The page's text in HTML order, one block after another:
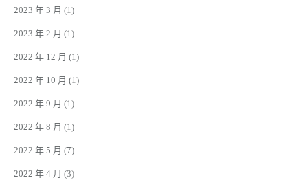
2023 年 3 月 (1)
2023 年 2 月 (1)
2022 年 12 月 (1)
2022 年 10 月 (1)
2022 年 9 月 (1)
2022 年 8 月 (1)
2022 年 5 月 (7)
2022 年 4 月 (3)